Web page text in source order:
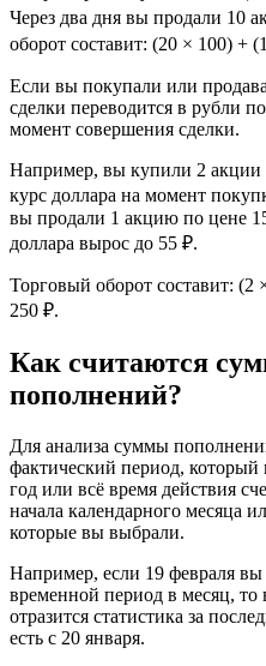
Через два дня вы продали 10
оборот составит: (20 × 100) +
Если вы покупали или
сделки переводится в рубли
момент совершения сделки.
Например, вы купили 2
курс доллара на момент
вы продали 1 акцию по цене
доллара вырос до 55 ₽.
Торговый оборот составит:
250 ₽.
Как считаются
пополнений?
Для анализа суммы
фактический период,
год или всё время действия
начала календарного месяца
которые вы выбрали.
Например, если 19 февраля
временной период в месяц,
отразится статистика за
есть с 20 января.